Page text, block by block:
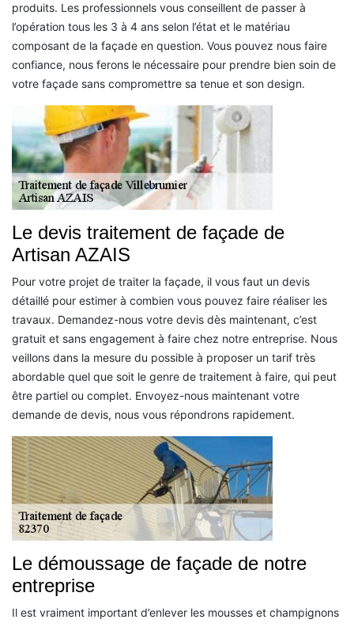
produits. Les professionnels vous conseillent de passer à
l’opération tous les 3 à 4 ans selon l’état et le matériau
composant de la façade en question. Vous pouvez nous faire
confiance, nous ferons le nécessaire pour prendre bien soin de
votre façade sans compromettre sa tenue et son design.
Le devis traitement de façade de
Artisan AZAIS
Pour votre projet de traiter la façade, il vous faut un devis
détaillé pour estimer à combien vous pouvez faire réaliser les
travaux. Demandez-nous votre devis dès maintenant, c’est
gratuit et sans engagement à faire chez notre entreprise. Nous
veillons dans la mesure du possible à proposer un tarif très
abordable quel que soit le genre de traitement à faire, qui peut
être partiel ou complet. Envoyez-nous maintenant votre
demande de devis, nous vous répondrons rapidement.
Le démoussage de façade de notre
entreprise
Il est vraiment important d’enlever les mousses et champignons